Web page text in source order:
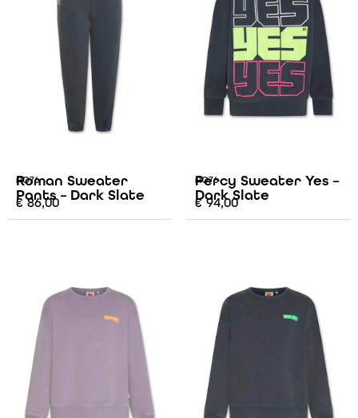
AO76
Roman Sweater
Pants – Dark Slate
€86,00
AO76
Percy Sweater Yes –
Dark Slate
€94,00